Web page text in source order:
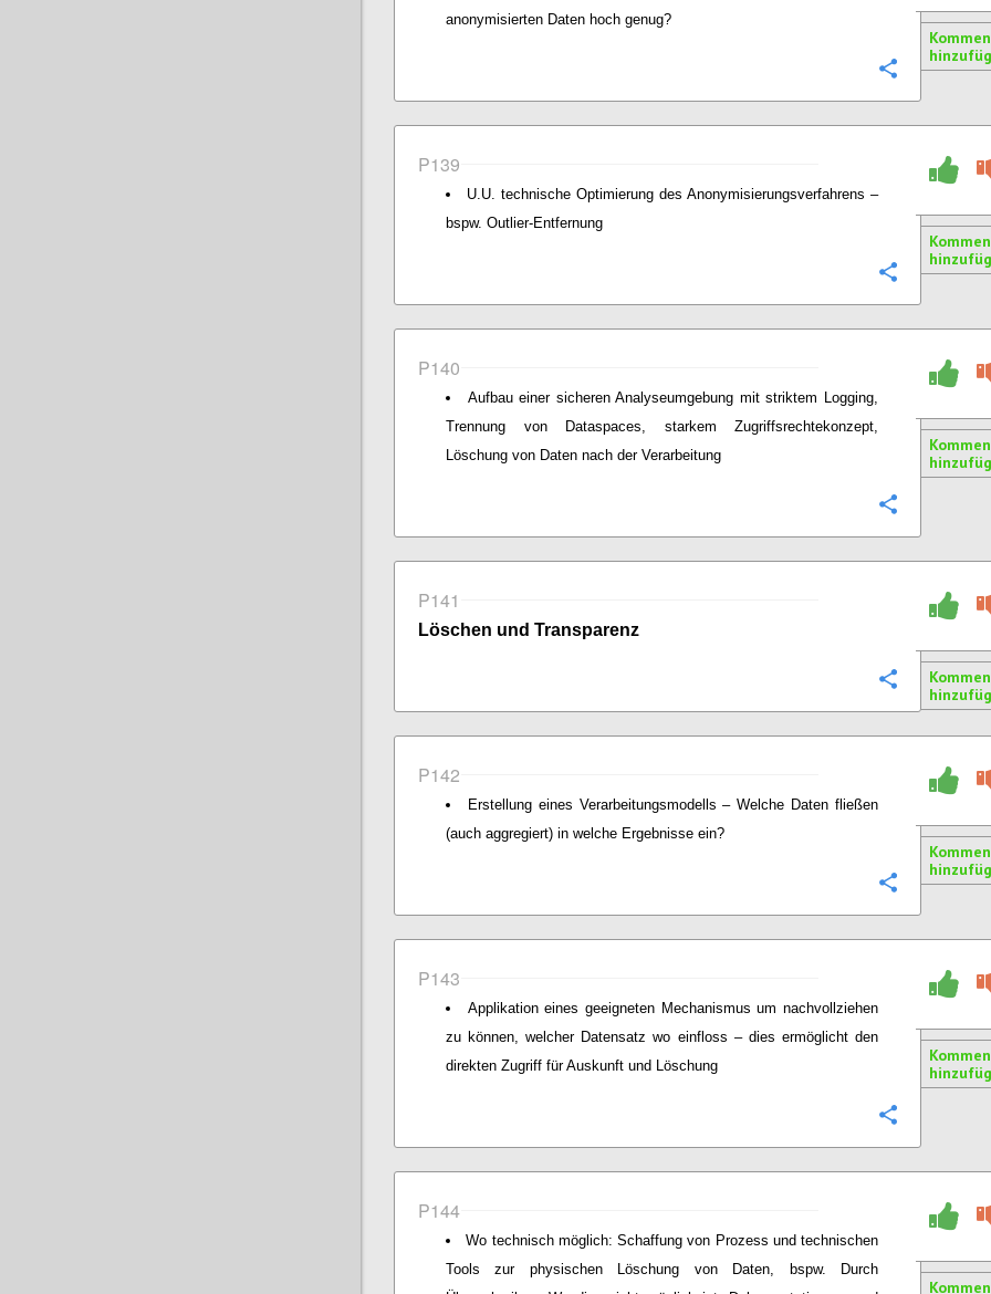
anonymisierten Daten hoch genug?
P139
U.U. technische Optimierung des Anonymisierungsverfahrens –
bspw. Outlier-Entfernung
P140
Aufbau einer sicheren Analyseumgebung mit striktem Logging,
Trennung von Dataspaces, starkem Zugriffsrechtekonzept,
Löschung von Daten nach der Verarbeitung
P141
Löschen und Transparenz
P142
Erstellung eines Verarbeitungsmodells – Welche Daten fließen
(auch aggregiert) in welche Ergebnisse ein?
P143
Applikation eines geeigneten Mechanismus um nachvollziehen
zu können, welcher Datensatz wo einfloss – dies ermöglicht den
direkten Zugriff für Auskunft und Löschung
P144
Wo technisch möglich: Schaffung von Prozess und technischen
Tools zur physischen Löschung von Daten, bspw. Durch